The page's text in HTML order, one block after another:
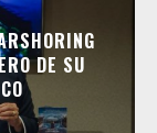
DE SU